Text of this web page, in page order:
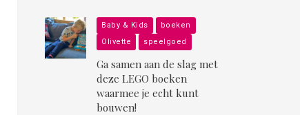
Baby & Kids
boeken
Olivette
speelgoed
Ga samen aan de slag met
deze LEGO boeken
waarmee je echt kunt
bouwen!